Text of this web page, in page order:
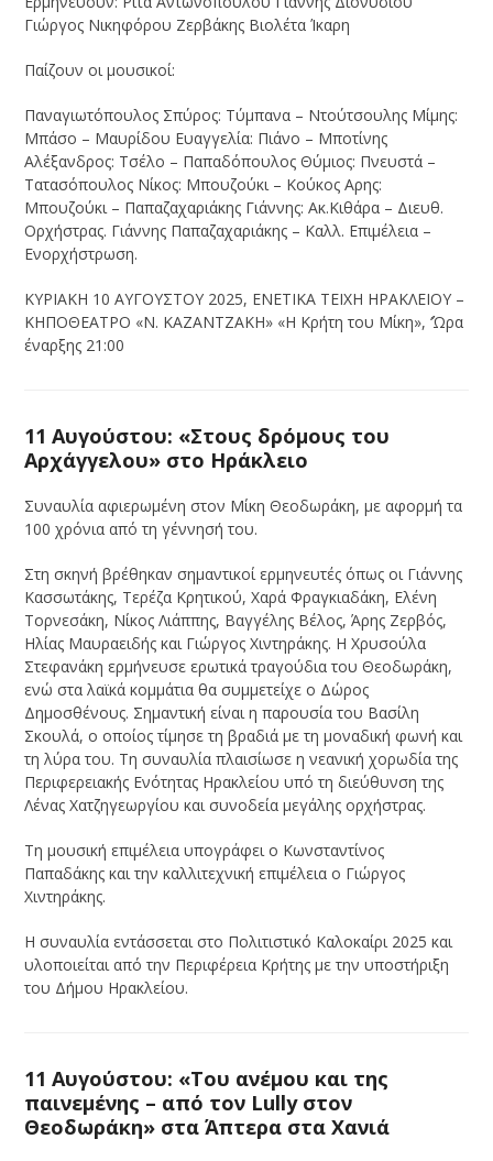
Γιώργος Νικηφόρου Ζερβάκης Βιολέτα Ίκαρη
Παίζουν οι μουσικοί:
Παναγιωτόπουλος Σπύρος: Τύμπανα – Ντούτσουλης Μίμης:
Μπάσο – Μαυρίδου Ευαγγελία: Πιάνο – Μποτίνης
Αλέξανδρος: Τσέλο – Παπαδόπουλος Θύμιος: Πνευστά –
Τατασόπουλος Νίκος: Μπουζούκι – Κούκος Αρης:
Μπουζούκι – Παπαζαχαριάκης Γιάννης: Ακ.Κιθάρα – Διευθ.
Ορχήστρας. Γιάννης Παπαζαχαριάκης – Καλλ. Επιμέλεια –
Ενορχήστρωση.
ΚΥΡΙΑΚΗ 10 ΑΥΓΟΥΣΤΟΥ 2025, ΕΝΕΤΙΚΑ ΤΕΙΧΗ ΗΡΑΚΛΕΙΟΥ –
ΚΗΠΟΘΕΑΤΡΟ «Ν. ΚΑΖΑΝΤΖΑΚΗ» «Η Κρήτη του Μίκη», ‘Ώρα
έναρξης 21:00
11 Αυγούστου: «Στους δρόμους του
Αρχάγγελου» στο Ηράκλειο
Συναυλία αφιερωμένη στον Μίκη Θεοδωράκη, με αφορμή τα
100 χρόνια από τη γέννησή του.
Στη σκηνή βρέθηκαν σημαντικοί ερμηνευτές όπως οι Γιάννης
Κασσωτάκης, Τερέζα Κρητικού, Χαρά Φραγκιαδάκη, Ελένη
Τορνεσάκη, Νίκος Λιάππης, Βαγγέλης Βέλος, Άρης Ζερβός,
Ηλίας Μαυραειδής και Γιώργος Χιντηράκης. Η Χρυσούλα
Στεφανάκη ερμήνευσε ερωτικά τραγούδια του Θεοδωράκη,
ενώ στα λαϊκά κομμάτια θα συμμετείχε ο Δώρος
Δημοσθένους. Σημαντική είναι η παρουσία του Βασίλη
Σκουλά, ο οποίος τίμησε τη βραδιά με τη μοναδική φωνή και
τη λύρα του. Τη συναυλία πλαισίωσε η νεανική χορωδία της
Περιφερειακής Ενότητας Ηρακλείου υπό τη διεύθυνση της
Λένας Χατζηγεωργίου και συνοδεία μεγάλης ορχήστρας.
Τη μουσική επιμέλεια υπογράφει ο Κωνσταντίνος
Παπαδάκης και την καλλιτεχνική επιμέλεια ο Γιώργος
Χιντηράκης.
Η συναυλία εντάσσεται στο Πολιτιστικό Καλοκαίρι 2025 και
υλοποιείται από την Περιφέρεια Κρήτης με την υποστήριξη
του Δήμου Ηρακλείου.
11 Αυγούστου: «Του ανέμου και της
παινεμένης – από τον Lully στον
Θεοδωράκη» στα Άπτερα στα Χανιά